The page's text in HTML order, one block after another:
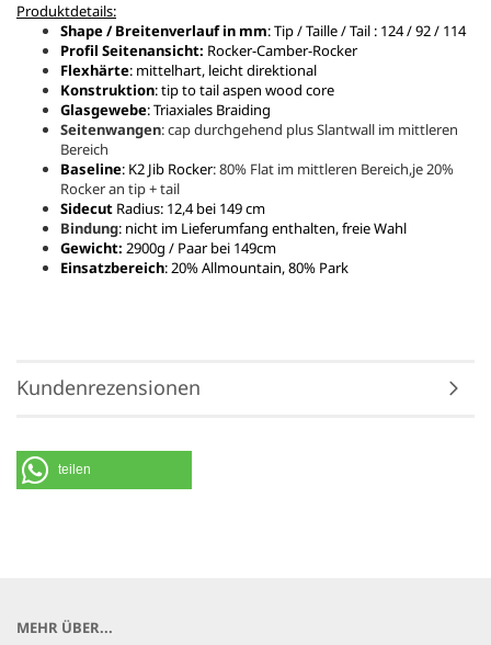
Produktdetails:
Shape / Breitenverlauf in mm: Tip / Taille / Tail : 124 / 92 / 114
Profil Seitenansicht: Rocker-Camber-Rocker
Flexhärte: mittelhart, leicht direktional
Konstruktion: tip to tail aspen wood core
Glasgewebe: Triaxiales Braiding
Seitenwangen: cap durchgehend plus Slantwall im mittleren
Bereich
Baseline: K2 Jib Rocker: 80% Flat im mittleren Bereich,je 20%
Rocker an tip + tail
Sidecut Radius: 12,4 bei 149 cm
Bindung: nicht im Lieferumfang enthalten, freie Wahl
Gewicht: 2900g / Paar bei 149cm
Einsatzbereich: 20% Allmountain, 80% Park
Kundenrezensionen
teilen
MEHR ÜBER...